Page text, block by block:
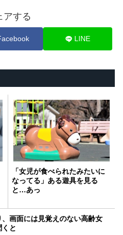
アする
LINE
「女児が食べられたみたいに
なってる」ある遊具を見る
と…あっ
画面には見覚えのない高齢女
と